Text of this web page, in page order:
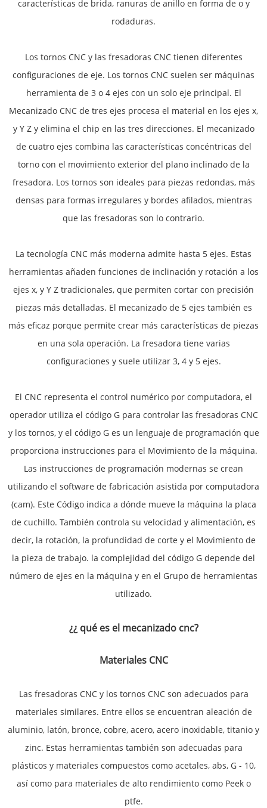
características de brida, ranuras de anillo en forma de o y
rodaduras.
Los tornos CNC y las fresadoras CNC tienen diferentes
configuraciones de eje. Los tornos CNC suelen ser máquinas
herramienta de 3 o 4 ejes con un solo eje principal. El
Mecanizado CNC de tres ejes procesa el material en los ejes x,
y Y Z y elimina el chip en las tres direcciones. El mecanizado
de cuatro ejes combina las características concéntricas del
torno con el movimiento exterior del plano inclinado de la
fresadora. Los tornos son ideales para piezas redondas, más
densas para formas irregulares y bordes afilados, mientras
que las fresadoras son lo contrario.
La tecnología CNC más moderna admite hasta 5 ejes. Estas
herramientas añaden funciones de inclinación y rotación a los
ejes x, y Y Z tradicionales, que permiten cortar con precisión
piezas más detalladas. El mecanizado de 5 ejes también es
más eficaz porque permite crear más características de piezas
en una sola operación. La fresadora tiene varias
configuraciones y suele utilizar 3, 4 y 5 ejes.
El CNC representa el control numérico por computadora, el
operador utiliza el código G para controlar las fresadoras CNC
y los tornos, y el código G es un lenguaje de programación que
proporciona instrucciones para el Movimiento de la máquina.
Las instrucciones de programación modernas se crean
utilizando el software de fabricación asistida por computadora
(cam). Este Código indica a dónde mueve la máquina la placa
de cuchillo. También controla su velocidad y alimentación, es
decir, la rotación, la profundidad de corte y el Movimiento de
la pieza de trabajo. la complejidad del código G depende del
número de ejes en la máquina y en el Grupo de herramientas
utilizado.
¿¿ qué es el mecanizado cnc?
Materiales CNC
Las fresadoras CNC y los tornos CNC son adecuados para
materiales similares. Entre ellos se encuentran aleación de
aluminio, latón, bronce, cobre, acero, acero inoxidable, titanio y
zinc. Estas herramientas también son adecuadas para
plásticos y materiales compuestos como acetales, abs, G - 10,
así como para materiales de alto rendimiento como Peek o
ptfe.